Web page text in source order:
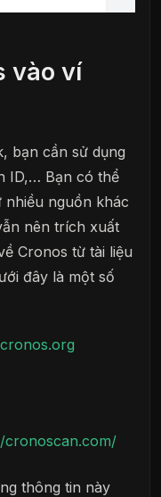
vào ví
bạn cần sử dụng
ID,… Bạn có thể
nguồn khác
nên trích xuất
Cronos từ tài liệu
đây là một số
cronoscan.com/
thông tin này